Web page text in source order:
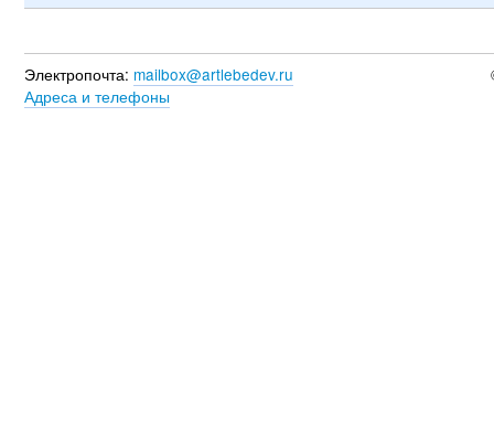
Электропочта: mailbox@artlebedev.ru
Адреса и телефоны